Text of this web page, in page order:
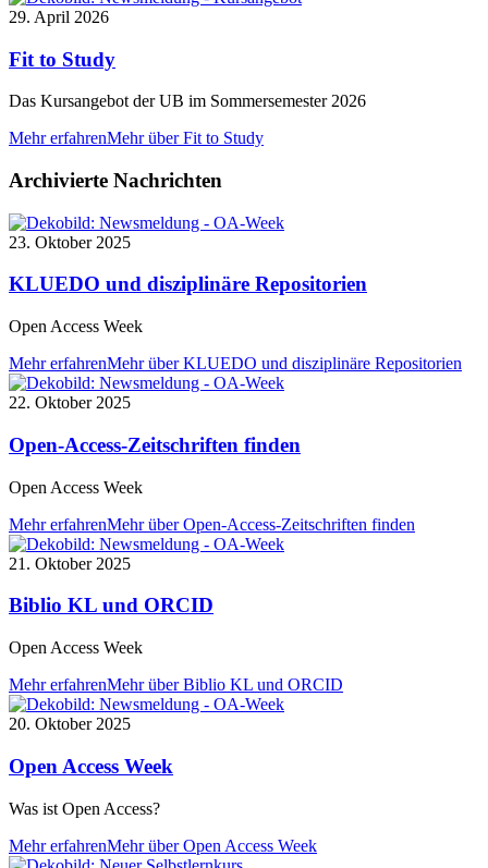
29. April 2026
Fit to Study
Das Kursangebot der UB im Sommersemester 2026
Mehr erfahrenMehr über Fit to Study
Archivierte Nachrichten
23. Oktober 2025
KLUEDO und disziplinäre Repositorien
Open Access Week
Mehr erfahrenMehr über KLUEDO und disziplinäre Repositorien
22. Oktober 2025
Open-Access-Zeitschriften finden
Open Access Week
Mehr erfahrenMehr über Open-Access-Zeitschriften finden
21. Oktober 2025
Biblio KL und ORCID
Open Access Week
Mehr erfahrenMehr über Biblio KL und ORCID
20. Oktober 2025
Open Access Week
Was ist Open Access?
Mehr erfahrenMehr über Open Access Week